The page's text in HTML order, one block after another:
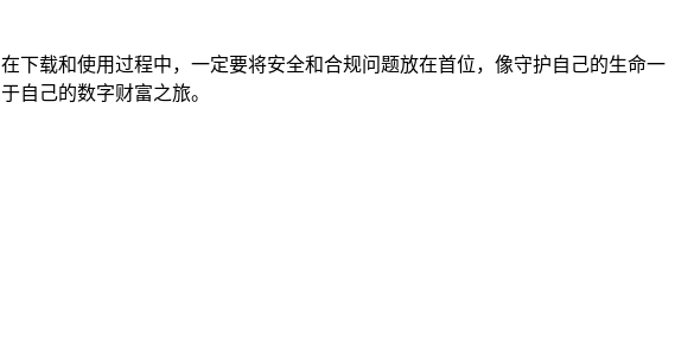
下载和使用过程中，一定要将安全和合规问题放在首位，像守护自己的生命一
自己的数字财富之旅。